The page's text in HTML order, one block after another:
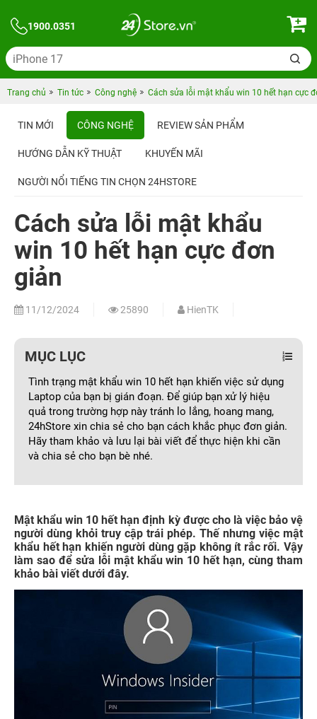
1900.0351
Trang chủ Tin tức Công nghệ Cách sửa lỗi mật khẩu win 10 hết hạn cực
TIN MỚI CÔNG NGHỆ REVIEW SẢN PHẨM
HƯỚNG DẪN KỸ THUẬT KHUYẾN MÃI
NGƯỜI NỔI TIẾNG TIN CHỌN 24HSTORE
Cách sửa lỗi mật khẩu
win 10 hết hạn cực đơn
giản
11/12/2024 25890 HienTK
MỤC LỤC
Tình trạng mật khẩu win 10 hết hạn khiến việc sử dụng
Laptop của bạn bị gián đoạn. Để giúp bạn xử lý hiệu
quả trong trường hợp này tránh lo lắng, hoang mang,
24hStore xin chia sẻ cho bạn cách khắc phục đơn giản.
Hãy tham khảo và lưu lại bài viết để thực hiện khi cần
và chia sẻ cho bạn bè nhé.
Mật khẩu win 10 hết hạn định kỳ được cho là việc bảo vệ
người dùng khỏi truy cập trái phép. Thế nhưng việc mật
khẩu hết hạn khiến người dùng gặp không ít rắc rối. Vậy
làm sao để sửa lỗi mật khẩu win 10 hết hạn, cùng tham
khảo bài viết dưới đây.